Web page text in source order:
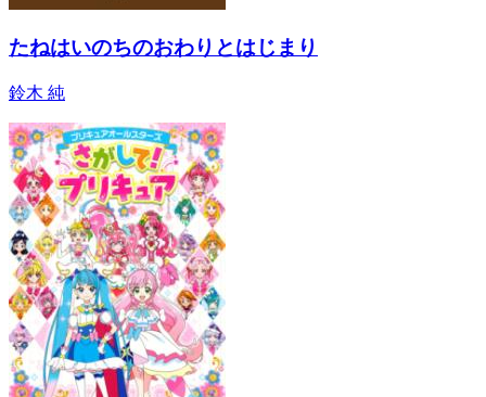
たねはいのちのおわりとはじまり
鈴木 純